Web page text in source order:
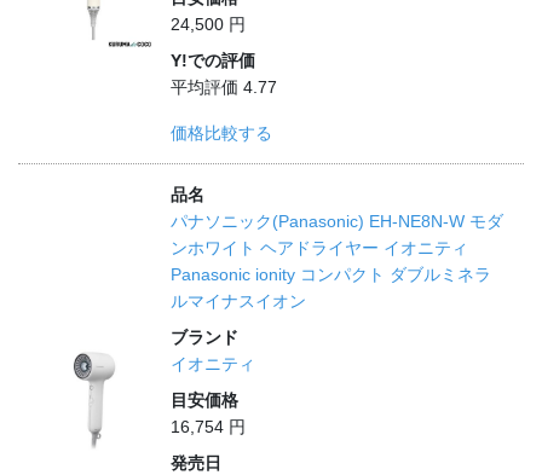
24,500 円
Y!での評価
平均評価 4.77
価格比較する
品名
パナソニック(Panasonic) EH-NE8N-W モダ
ンホワイト ヘアドライヤー イオニティ
Panasonic ionity コンパクト ダブルミネラ
ルマイナスイオン
ブランド
イオニティ
目安価格
16,754 円
発売日